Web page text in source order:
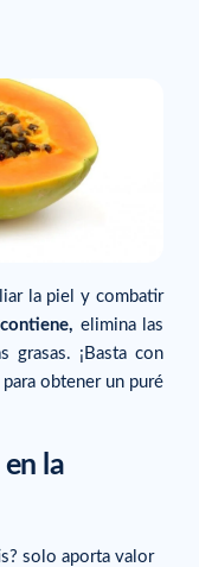
la piel y combatir
elimina las
grasas. ¡Basta con
obtener un puré
la
solo aporta valor